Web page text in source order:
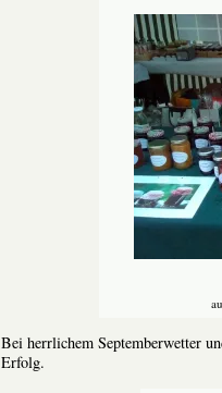
Bei herrlichem Septemberwetter
Erfolg.